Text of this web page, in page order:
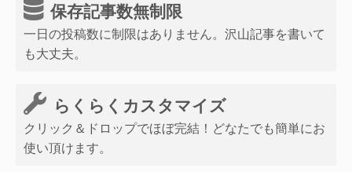
保存記事数無制限
一日の投稿数に制限はありません。沢山記事を書いて
も大丈夫。
らくらくカスタマイズ
クリック＆ドロップでほぼ完結！どなたでも簡単にお
使い頂けます。